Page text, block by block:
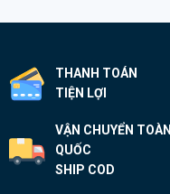
THANH TOÁN
TIỆN LỢI
VẬN CHUYỂN TOÀN
QUỐC
SHIP COD